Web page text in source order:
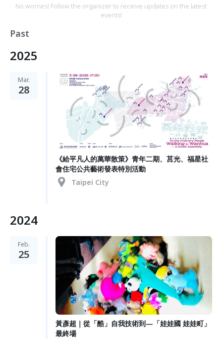
No worries! Follow the organizer to receive updates on the latest
events!
Past
2025
Mar.
28
《給平凡人的萬華散策》青年二期、莒光、福星社
會住宅公共藝術發表特別活動
Taipei City
2024
Feb.
25
黃彥超｜從「酷」自我技術到—「娃娃國 娃娃町」
最終場